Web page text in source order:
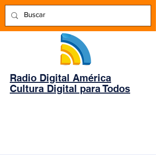
Radio Digital América
Cultura Digital para Todos